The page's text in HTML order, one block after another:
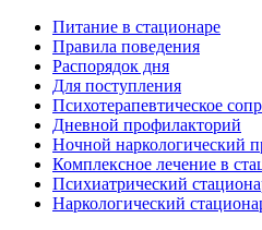
Питание в стационаре
Правила поведения
Распорядок дня
Для поступления
Психотерапевтическое
Дневной профилакторий
Ночной наркологический
Комплексное лечение в
Психиатрический
Наркологический